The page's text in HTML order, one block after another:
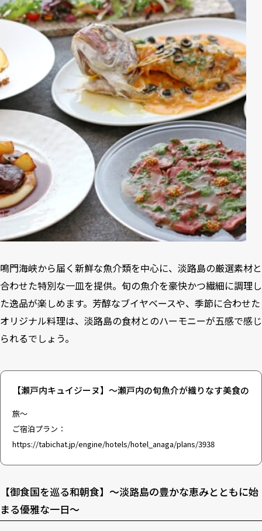
鳴門海峡から届く新鮮な魚介類を中心に、淡路島の厳選素材と
合わせた特別な一皿を提供。旬の魚介を豪快かつ繊細に調理し
た逸品が楽しめます。芳醇なブイヤベースや、季節に合わせた
オリジナル料理は、淡路島の食材とのハーモニーが五感で感じ
られるでしょう。
【瀬戸内キュイジーヌ】～瀬戸内の旬魚介が織りなす美食の
旅～
ご宿泊プラン：
https://tabichat.jp/engine/hotels/hotel_anaga/plans/3938
【御食国を巡る和朝食】～淡路島の豊かな恵みとともに始
まる優雅な一日～